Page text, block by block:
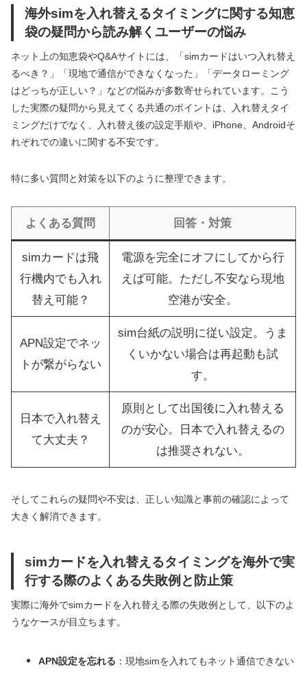
海外simを入れ替えるタイミングに関する知恵
袋の疑問から読み解くユーザーの悩み
ネット上の知恵袋やQ&Aサイトには、「simカードはいつ入れ替え
るべき？」「現地で通信ができなくなった」「データローミング
はどっちが正しい？」などの悩みが多数寄せられています。こう
した実際の疑問から見えてくる共通のポイントは、入れ替えタイ
ミングだけでなく、入れ替え後の設定手順や、iPhone、Androidそ
れぞれでの違いに関する不安です。
特に多い質問と対策を以下のように整理できます。
よくある質問 回答・対策
simカードは飛
行機内でも入れ
替え可能？
電源を完全にオフにしてから行
えば可能。ただし不安なら現地
空港が安全。
APN設定でネッ
トが繋がらない
sim台紙の説明に従い設定。うま
くいかない場合は再起動も試
す。
日本で入れ替え
て大丈夫？
原則として出国後に入れ替える
のが安心。日本で入れ替えるの
は推奨されない。
そしてこれらの疑問や不安は、正しい知識と事前の確認によって
大きく解消できます。
simカードを入れ替えるタイミングを海外で実
行する際のよくある失敗例と防止策
実際に海外でsimカードを入れ替える際の失敗例として、以下のよ
うなケースが目立ちます。
APN設定を忘れる ：現地simを入れてもネット通信できない